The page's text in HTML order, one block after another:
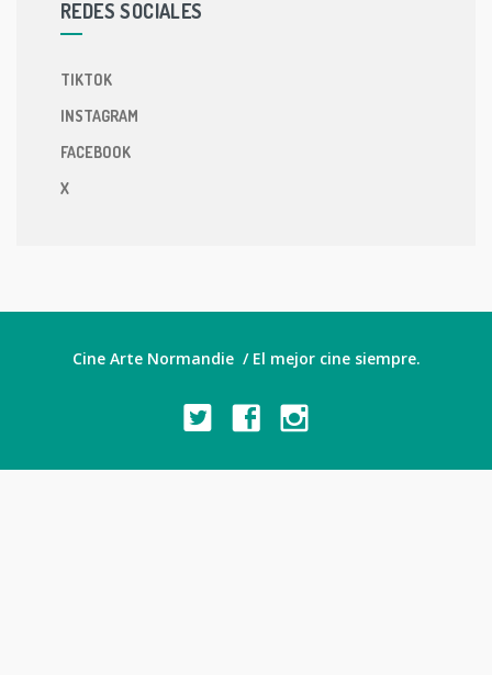
REDES SOCIALES
TIKTOK
INSTAGRAM
FACEBOOK
X
Cine Arte Normandie / El mejor cine siempre.